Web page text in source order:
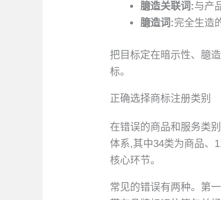
臆造关联词:与产
臆造词:完全生造
把目标定在暗示性、臆
标。
正确选择商标注册类别
在错误的商品和服务类
体系,其中34类为商品、
核心环节。
常见的错误有两种。第